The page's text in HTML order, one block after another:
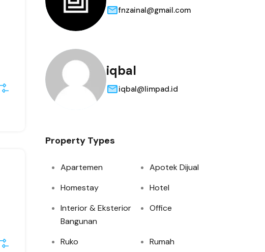
fnzainal@gmail.com
iqbal
iqbal@limpad.id
Property Types
Apartemen
Apotek Dijual
Homestay
Hotel
Interior & Eksterior
Bangunan
Office
Ruko
Rumah